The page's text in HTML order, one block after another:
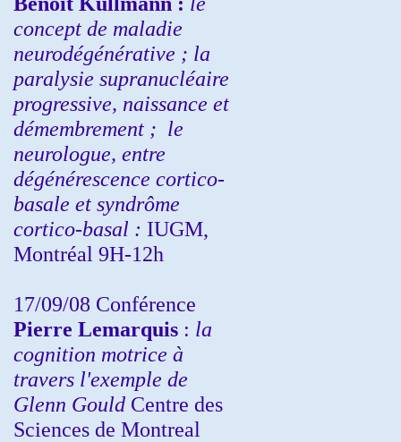
concept de maladie
neurodégénérative ; la
paralysie supranucléaire
progressive, naissance et
démembrement ; le
neurologue, entre
dégénérescence cortico-
basale et syndrôme
cortico-basal : IUGM,
Montréal 9H-12h
17/09/08 Conférence
Pierre Lemarquis : la
cognition motrice à
travers l'exemple de
Glenn Gould Centre des
Sciences de Montreal